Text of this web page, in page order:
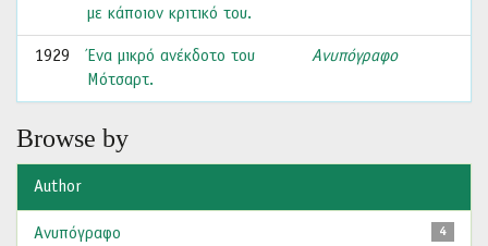
με κάποιον κριτικό του.
1929
Ένα μικρό ανέκδοτο του
Μότσαρτ.
Ανυπόγραφο
Browse by
Author
4
Ανυπόγραφο